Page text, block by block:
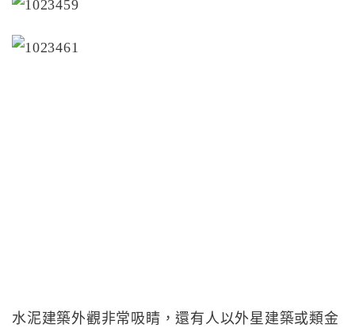
水泥建築外觀非常吸睛，還有人以外星建築或類金